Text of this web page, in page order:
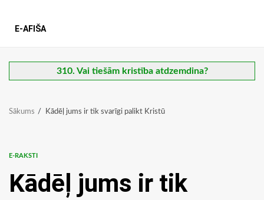
E-AFIŠA
310. Vai tiešām kristība atdzemdina?
Sākums Kādēļ jums ir tik svarīgi palikt Kristū
E-RAKSTI
Kādēļ jums ir tik